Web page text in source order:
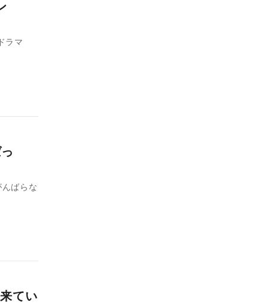
ラマ
ばらな
てい